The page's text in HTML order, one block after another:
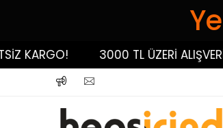
3000 TL ÜZERİ